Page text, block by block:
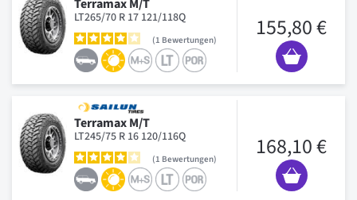
Terramax M/T
LT265/70 R 17 121/118Q
1 Bewertungen 155,80 €
Terramax M/T
LT245/75 R 16 120/116Q
1 Bewertungen 168,10 €